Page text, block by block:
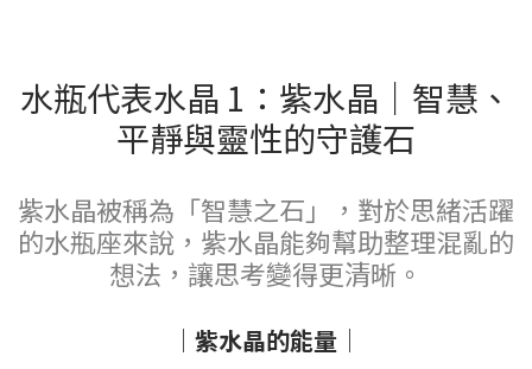
水瓶代表水晶 1：紫水晶｜智慧、
平靜與靈性的守護石
紫水晶被稱為「智慧之石」，對於思緒活躍
的水瓶座來說，紫水晶能夠幫助整理混亂的
想法，讓思考變得更清晰。
｜ 紫水晶的能量 ｜